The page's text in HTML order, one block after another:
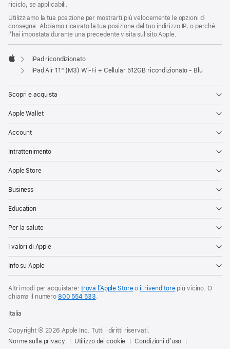
riciclo, se applicabili.
Utilizziamo la tua posizione per mostrarti più velocemente le opzioni di
consegna. Abbiamo ricavato la tua posizione dal tuo indirizzo IP, o perché
l’hai impostata durante una precedente visita sul sito Apple.
Apple
iPad ricondizionato
iPad Air 11" (M3) Wi‑Fi + Cellular 512GB ricondizionato - Blu
Scopri e acquista
Apple Wallet
Account
Intrattenimento
Apple Store
Business
Education
Per la salute
I valori di Apple
Info su Apple
Altri modi per acquistare: trova l’Apple Storeo il rivenditorepiù vicino. O
chiama il numero 800 554 533
Italia
Copyright © 2026 Apple Inc. Tutti i diritti riservati.
Norme sulla privacy
Utilizzo dei cookie
Condizioni d’uso